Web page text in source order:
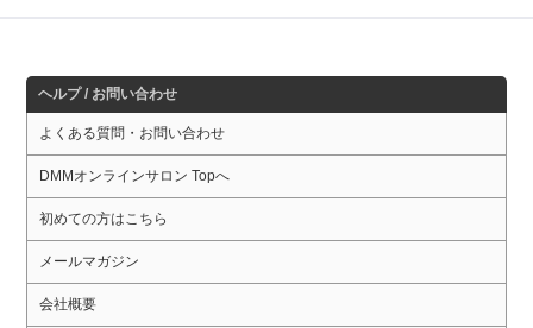
ヘルプ / お問い合わせ
よくある質問・お問い合わせ
DMMオンラインサロン Topへ
初めての方はこちら
メールマガジン
会社概要